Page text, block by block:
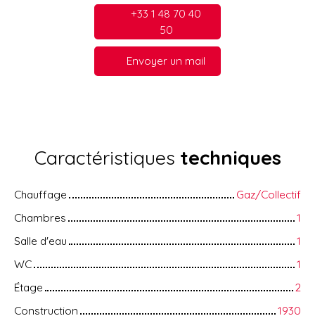
+33 1 48 70 40
50
Envoyer un mail
Caractéristiques techniques
Chauffage
Gaz/Collectif
Chambres
1
Salle d'eau
1
WC
1
Étage
2
Construction
1930